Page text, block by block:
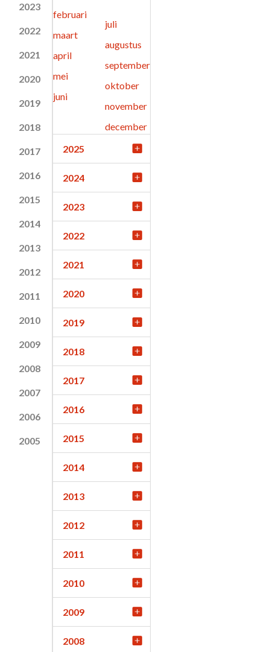
2023
2022
2021
2020
2019
2018
2017
2016
2015
2014
2013
2012
2011
2010
2009
2008
2007
2006
2005
februari
maart
april
mei
juni
juli
augustus
september
oktober
november
december
2025
2024
2023
2022
2021
2020
2019
2018
2017
2016
2015
2014
2013
2012
2011
2010
2009
2008